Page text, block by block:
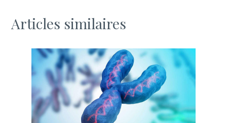
Articles similaires